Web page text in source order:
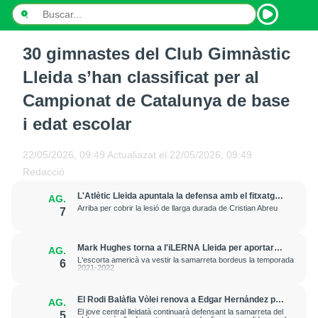
NOTÍCIES
PROGRAMES
CONTACTE
30 gimnastes del Club Gimnàstic
Lleida s’han classificat per al
Campionat de Catalunya de base
i edat escolar
22/05/2026, 09:49 Actualiazat el 22/05/2026, 09:49
Redacció
AG.
7
L'Atlètic Lleida apuntala la defensa amb el fitxatge
del central Fer Romero
Arriba per cobrir la lesió de llarga durada de Cristian Abreu
AG.
6
Mark Hughes torna a l'iLERNA Lleida per aportar
amenaça exterior
L'escorta americà va vestir la samarreta bordeus la temporada
2021-2022
AG.
5
El Rodi Balàfia Vòlei renova a Edgar Hernández per
a la temporada 2026-2027
El jove central lleidatà continuarà defensant la samarreta del